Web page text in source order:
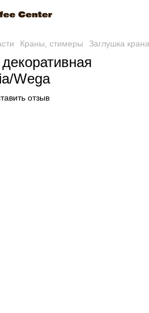
Краны, стимеры Заглушка
Wega
отзыв